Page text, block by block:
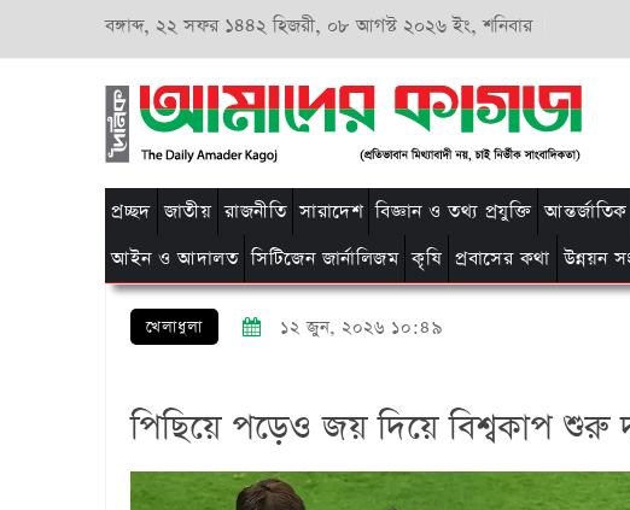
বঙ্গাব্দ, ২২ সফর ১৪৪২ হিজরী, ০৮ আগস্ট ২০২৬ ইং, শনিবার
প্রচ্ছদ জাতীয় রাজনীতি সারাদেশ বিজ্ঞান ও তথ্য প্রযুক্তি আন্তর্জাতিক
আইন ও আদালত সিটিজেন জার্নালিজম কৃষি প্রবাসের কথা উন্নয়ন
খেলাধুলা ১২ জুন, ২০২৬ ১০:৪৯
পিছিয়ে পড়েও জয় দিয়ে বিশ্বকাপ শুরু